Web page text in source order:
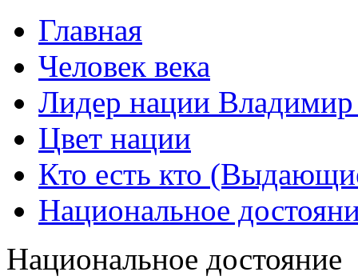
Главная
Человек века
Лидер нации
Цвет нации
Кто есть кто
Национальное
Национальное достояние